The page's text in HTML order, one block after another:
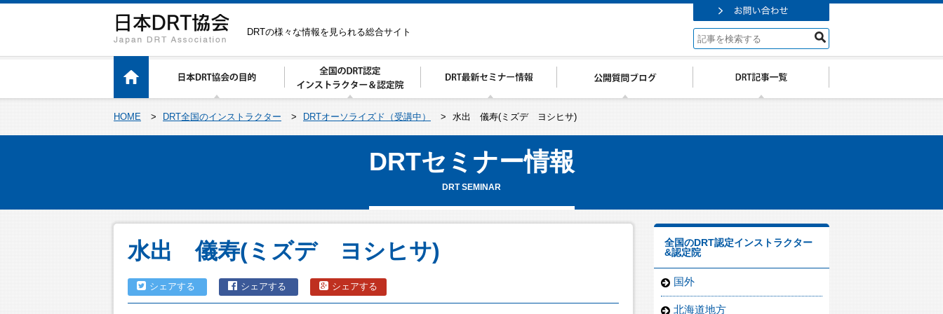
DRTの様々な情報を見られる総合サイト
HOME > DRT全国のインストラクター > DRTオーソライズド（受講中） > 水出 儀寿(ミズデ ヨシヒサ)
DRTセミナー情報
DRT SEMINAR
水出 儀寿(ミズデ ヨシヒサ)
シェアする シェアする シェアする
全国のDRT認定インストラクター
&認定院
国外
北海道地方